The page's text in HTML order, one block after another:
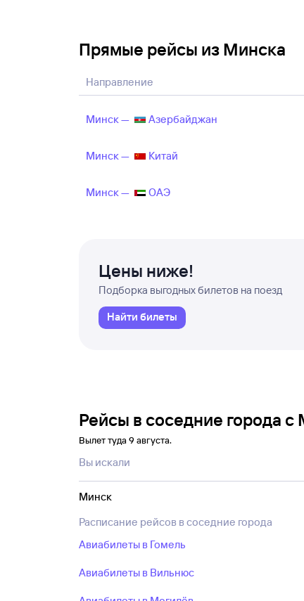
Прямые рейсы из Минска
Направление
Минск — Азербайджан
Минск — Китай
Минск — ОАЭ
Цены ниже!
Подборка выгодных билетов на поезд
Найти билеты
Рейсы в соседние города
Вылет туда 9 августа.
Вы искали
Минск
Расписание рейсов в соседние города
Авиабилеты в Гомель
Авиабилеты в Вильнюс